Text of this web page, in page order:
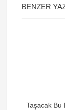
BENZER
Taşacak Bu